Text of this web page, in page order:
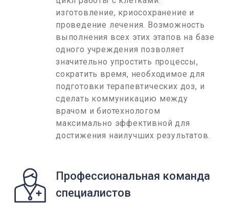
изготовление, криосохранение и
проведение лечения. Возможность
выполнения всех этих этапов на базе
одного учреждения позволяет
значительно упростить процессы,
сократить время, необходимое для
подготовки терапевтических доз, и
сделать коммуникацию между
врачом и биотехнологом
максимально эффективной для
достижения наилучших результатов.
Профессиональная команда
специалистов